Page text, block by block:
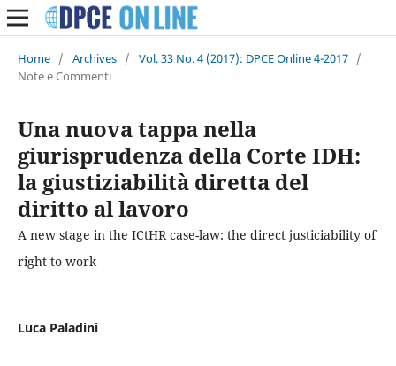
Home / Archives / Vol. 33 No. 4 (2017): DPCE Online 4-2017 /
Note e Commenti
Una nuova tappa nella
giurisprudenza della Corte IDH:
la giustiziabilità diretta del
diritto al lavoro
A new stage in the ICtHR case-law: the direct justiciability of
right to work
Luca Paladini